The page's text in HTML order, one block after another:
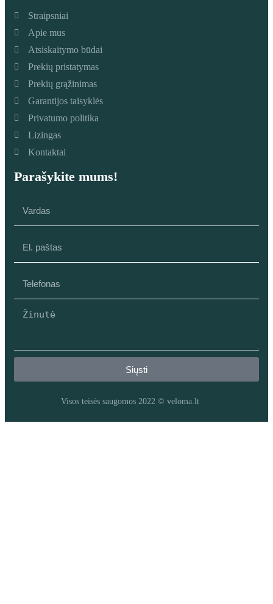
Straipsniai
Apie mus
Atsiskaitymo būdai
Prekių pristatymas
Prekių grąžinimas
Garantijos taisyklės
Privatumo politika
Lizingas
Kontaktai
Parašykite mums!
Siųsti
Visos teisės saugomos 2022 © veloma.lt